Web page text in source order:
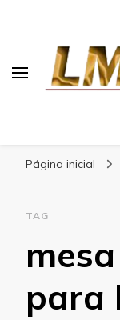
Página inicial
TAG
para